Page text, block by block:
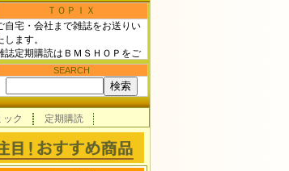
ＴＯＰＩＸ
自宅・会社まで雑誌をお送りい
します。
誌定期購読はＢＭＳＨＯＰをご
用下さい！SEARCH
ック 定期購読